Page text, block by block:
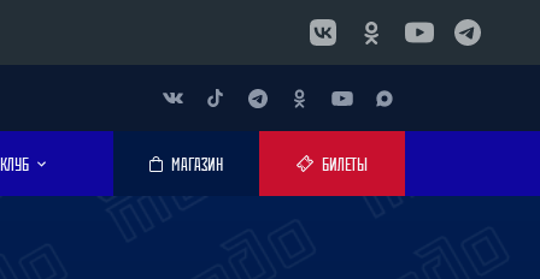
КЛУБ МАГАЗИН БИЛЕТЫ